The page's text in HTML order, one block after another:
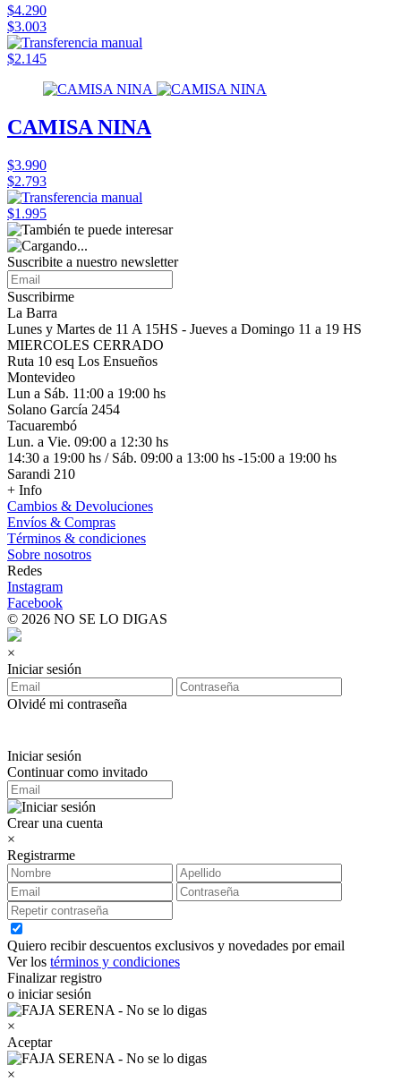
$4.290
$3.003
$2.145
CAMISA NINA
$3.990
$2.793
$1.995
Suscribite a nuestro newsletter
Suscribirme
La Barra
Lunes y Martes de 11 A 15HS - Jueves a Domingo 11 a 19 HS
MIERCOLES CERRADO
Ruta 10 esq Los Ensueños
Montevideo
Lun a Sáb. 11:00 a 19:00 hs
Solano García 2454
Tacuarembó
Lun. a Vie. 09:00 a 12:30 hs
14:30 a 19:00 hs / Sáb. 09:00 a 13:00 hs -15:00 a 19:00 hs
Sarandi 210
+ Info
Cambios & Devoluciones
Envíos & Compras
Términos & condiciones
Sobre nosotros
Redes
Instagram
Facebook
© 2026 NO SE LO DIGAS
×
Iniciar sesión
Olvidé mi contraseña
Iniciar sesión
Continuar como invitado
Crear una cuenta
×
Registrarme
Quiero recibir descuentos exclusivos y novedades por email
Ver los términos y condiciones
Finalizar registro
o iniciar sesión
×
Aceptar
×